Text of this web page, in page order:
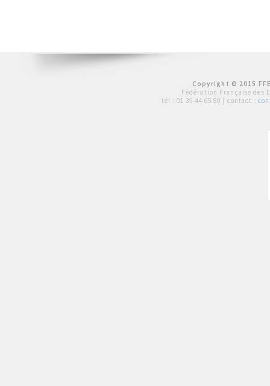
Copyright © 2015
Fédération Française des
tél : 01 39 44 65 80 | contact :